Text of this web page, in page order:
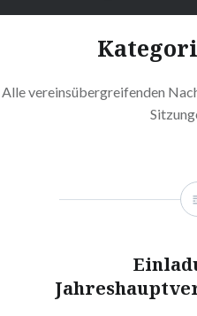
Alle vereinsübergreifenden